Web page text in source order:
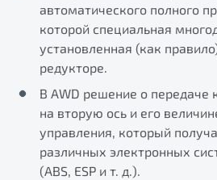
автоматического полного
которой специальная
установленная (как
редукторе.
В AWD решение о передаче
на вторую ось и его
управления, который
различных электронных
(ABS, ESP и т. д.).